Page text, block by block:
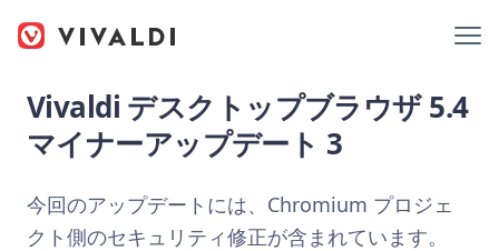
Vivaldi デスクトップブラウザ 5.4
マイナーアップデート 3
今回のアップデートには、Chromium プロジェ
クト側のセキュリティ修正が含まれています。